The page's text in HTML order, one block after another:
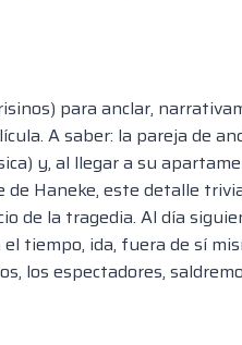
para anclar,
A saber: la pareja de
y, al llegar a su
Haneke, este detalle
de la tragedia. Al día
tiempo, ida, fuera de sí
los espectadores,